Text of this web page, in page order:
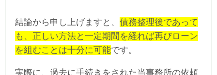
結論から申し上げますと、 債務整理後であって
も、正しい方法と一定期間を経れば再びローン
を組むことは十分に可能です。
実際に、過去に手続きをされた当事務所の依頼